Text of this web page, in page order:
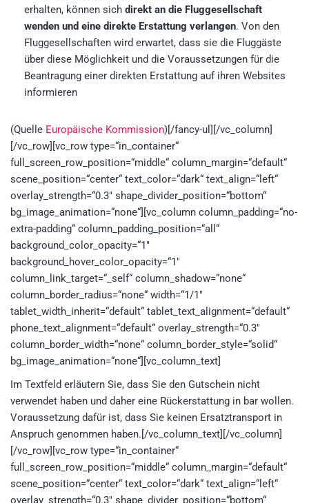
erhalten, können sich direkt an die Fluggesellschaft
wenden und eine direkte Erstattung verlangen. Von den
Fluggesellschaften wird erwartet, dass sie die Fluggäste
über diese Möglichkeit und die Voraussetzungen für die
Beantragung einer direkten Erstattung auf ihren Websites
informieren
(Quelle Europäische Kommission)[/fancy-ul][/vc_column]
[/vc_row][vc_row type=“in_container“
full_screen_row_position=“middle“ column_margin=“default“
scene_position=“center“ text_color=“dark“ text_align=“left“
overlay_strength=“0.3″ shape_divider_position=“bottom“
bg_image_animation=“none“][vc_column column_padding=“no-
extra-padding“ column_padding_position=“all“
background_color_opacity=“1″
background_hover_color_opacity=“1″
column_link_target=“_self“ column_shadow=“none“
column_border_radius=“none“ width=“1/1″
tablet_width_inherit=“default“ tablet_text_alignment=“default“
phone_text_alignment=“default“ overlay_strength=“0.3″
column_border_width=“none“ column_border_style=“solid“
bg_image_animation=“none“][vc_column_text]
Im Textfeld erläutern Sie, dass Sie den Gutschein nicht
verwendet haben und daher eine Rückerstattung in bar wollen.
Voraussetzung dafür ist, dass Sie keinen Ersatztransport in
Anspruch genommen haben.[/vc_column_text][/vc_column]
[/vc_row][vc_row type=“in_container“
full_screen_row_position=“middle“ column_margin=“default“
scene_position=“center“ text_color=“dark“ text_align=“left“
overlay_strength=“0.3″ shape_divider_position=“bottom“